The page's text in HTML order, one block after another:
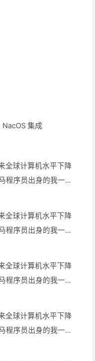
集成
全球计算机水平下降
程序员出身的我一越
全球计算机水平下降
程序员出身的我一越
全球计算机水平下降
程序员出身的我一越
全球计算机水平下降
程序员出身的我一越